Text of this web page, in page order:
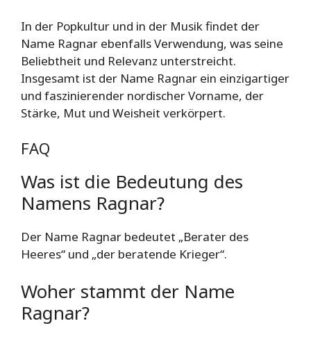
In der Popkultur und in der Musik findet der
Name Ragnar ebenfalls Verwendung, was seine
Beliebtheit und Relevanz unterstreicht.
Insgesamt ist der Name Ragnar ein einzigartiger
und faszinierender nordischer Vorname, der
Stärke, Mut und Weisheit verkörpert.
FAQ
Was ist die Bedeutung des
Namens Ragnar?
Der Name Ragnar bedeutet „Berater des
Heeres“ und „der beratende Krieger“.
Woher stammt der Name
Ragnar?